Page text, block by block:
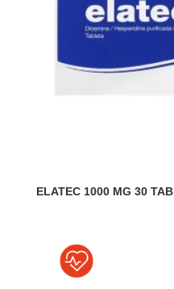
ELATEC 1000 MG 30 TAB